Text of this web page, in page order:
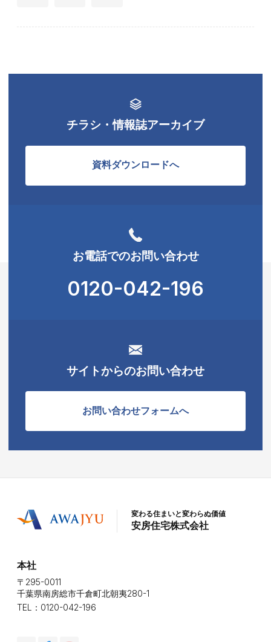
チラシ・情報誌アーカイブ
資料ダウンロードへ
お電話でのお問い合わせ
0120-042-196
サイトからのお問い合わせ
お問い合わせフォームへ
変わる住まいと変わらぬ価値
安房住宅株式会社
本社
〒295-0011
千葉県南房総市千倉町北朝夷280-1
TEL：0120-042-196